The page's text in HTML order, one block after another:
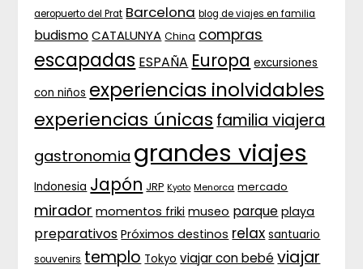
aeropuerto del Prat Barcelona blog de viajes en familia
budismo CATALUNYA China compras
escapadas ESPAÑA Europa excursiones
con niños experiencias inolvidables
experiencias únicas familia viajera
gastronomia grandes viajes
Indonesia Japón JRP Kyoto Menorca mercado
mirador momentos friki museo parque playa
preparativos Próximos destinos relax santuario
souvenirs templo Tokyo viajar con bebé viajar